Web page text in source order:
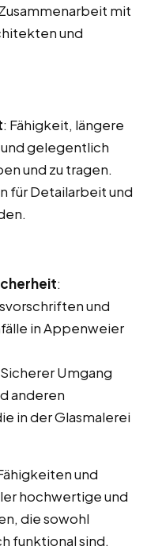
mit
und
: Fähigkeit, längere
gelegentlich
und zu tragen.
für Detailarbeit und
:
und
in Appenweier
Umgang
anderen
in der Glasmalerei
und
hochwertige und
die sowohl
funktional sind.